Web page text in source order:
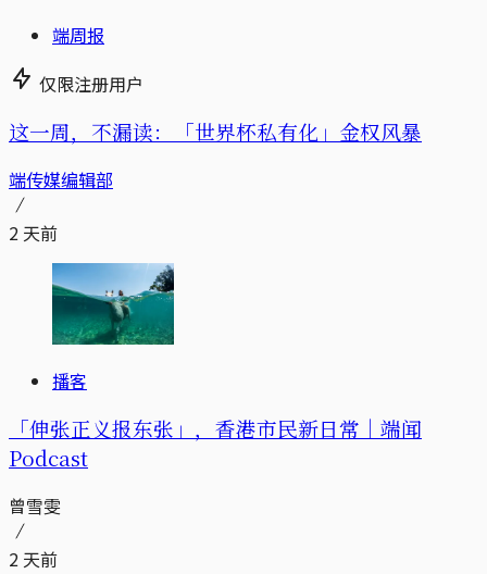
端周报
仅限注册用户
这一周，不漏读：「世界杯私有化」金权风暴
端传媒编辑部
2 天前
播客
「伸张正义报东张」，香港市民新日常｜端闻
Podcast
曾雪雯
2 天前